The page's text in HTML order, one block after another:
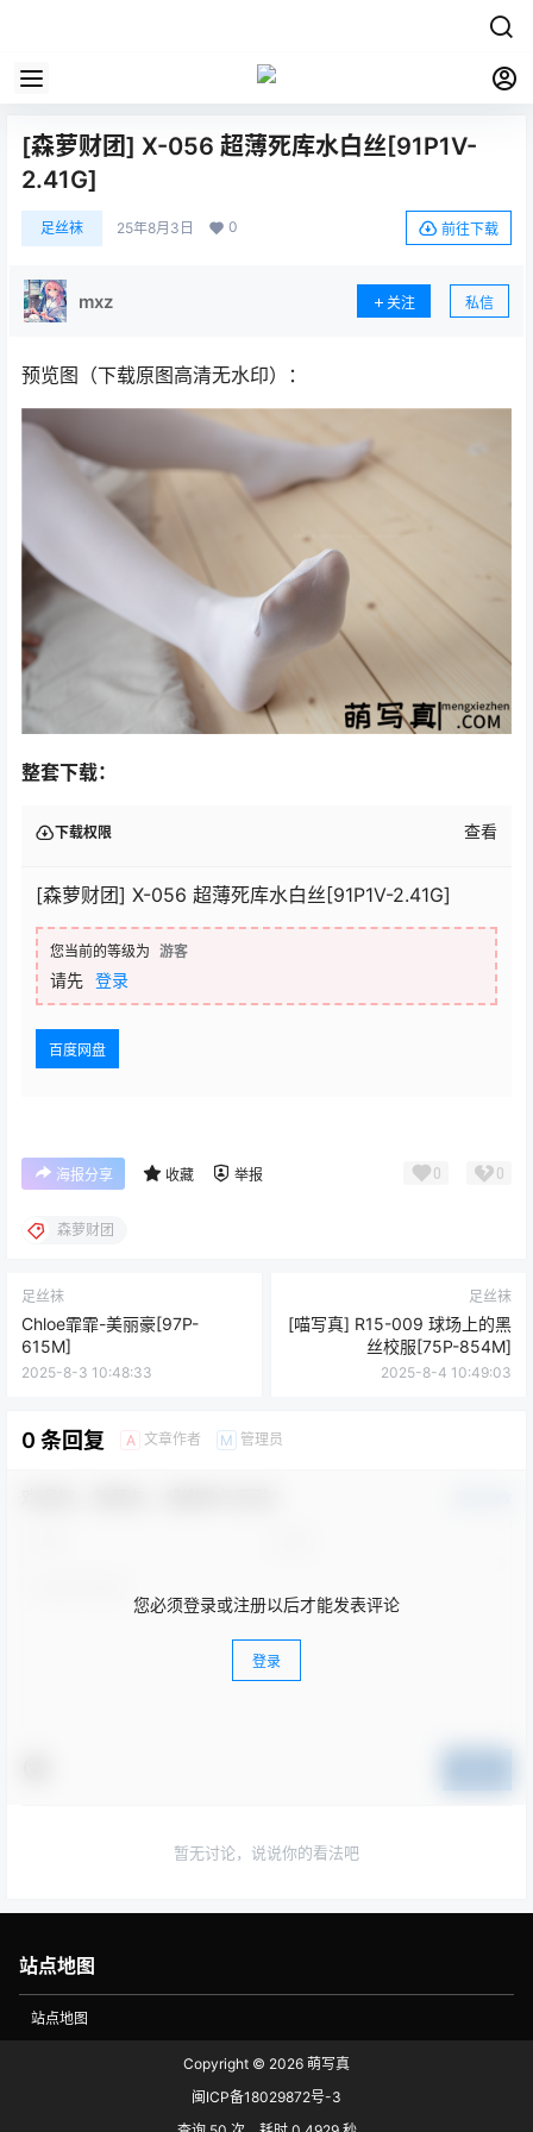
[森萝财团] X-056 超薄死库水白丝[91P1V-
2.41G]
足丝袜 25年8月3日 0 前往下载
mxz 关注 私信
预览图（下载原图高清无水印）：
整套下载：
下载权限 查看
[森萝财团] X-056 超薄死库水白丝[91P1V-2.41G]
您当前的等级为 游客
请先 登录
百度网盘
海报分享 收藏 举报 0 0
森萝财团
足丝袜
Chloe霏霏-美丽豪[97P-
615M]
2025-8-3 10:48:33
足丝袜
[喵写真] R15-009 球场上的黑
丝校服[75P-854M]
2025-8-4 10:49:03
0 条回复 A 文章作者 M 管理员
您必须登录或注册以后才能发表评论
登录
暂无讨论，说说你的看法吧
站点地图
站点地图
Copyright © 2026 萌写真
闽ICP备18029872号-3